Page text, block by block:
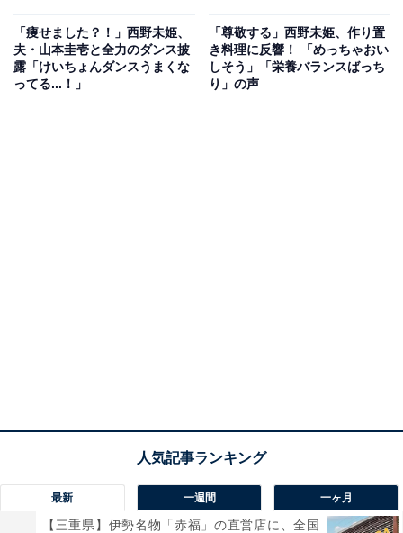
「痩せました？！」西野未姫、
夫・山本圭壱と全力のダンス披
露「けいちょんダンスうまくな
ってる...！」
「尊敬する」西野未姫、作り置
き料理に反響！ 「めっちゃおい
しそう」「栄養バランスばっち
り」の声
最新 一週間 一ヶ月
【三重県】伊勢名物「赤福」の直営店に、全国